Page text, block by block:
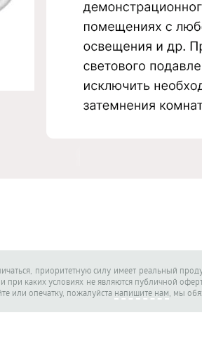
приоритетную силу имеет реальный
каких условиях не являются публичной
или опечатку, пожалуйста напишите нам , мы